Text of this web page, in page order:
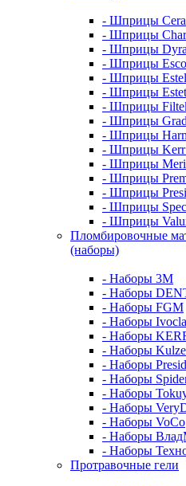
- Шприцы
- Шприцы
- Шприцы
- Шприцы
- Шприцы
- Шприцы
- Шприцы
- Шприцы
- Шприцы
- Шприцы Kerr
- Шприцы
- Шприцы
- Шприцы
- Шприцы
- Шприцы
Пломбировочные
(наборы)
- Наборы 3М
- Наборы
- Наборы FGM
- Наборы
- Наборы
- Наборы
- Наборы
- Наборы
- Наборы
- Наборы
- Наборы VoCo
- Наборы
- Наборы
Протравочные гели